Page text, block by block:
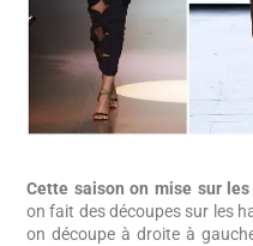
Cette saison on mise sur les
on fait des découpes sur les
on découpe à droite à